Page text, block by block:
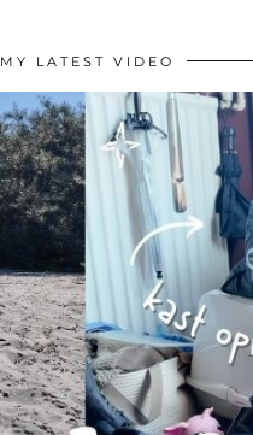
MY LATEST VIDEO